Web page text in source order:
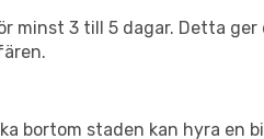
minst 3 till 5 dagar. Detta
bortom staden kan hyra en